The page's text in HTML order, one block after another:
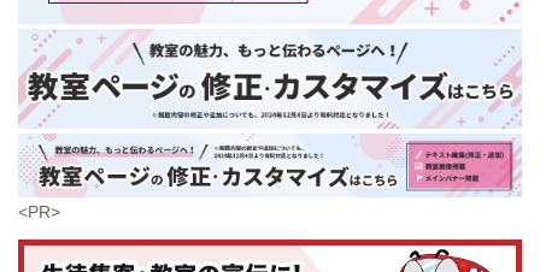
熊本県
大分県
宮崎県
鹿児島県
沖縄県
芸術 (179)
<PR>